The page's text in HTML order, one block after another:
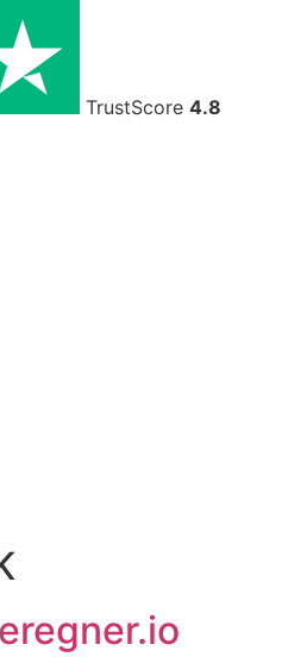
TrustScore 4.8